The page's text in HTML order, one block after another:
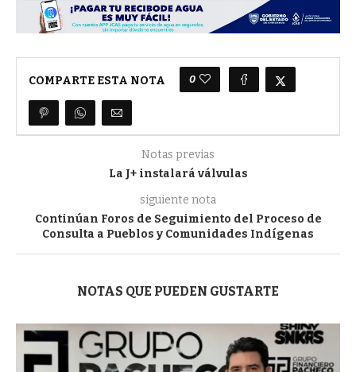
COMPARTE ESTA NOTA 0
Notas previas
La J+ instalará válvulas
siguiente nota
Continúan Foros de Seguimiento del Proceso de
Consulta a Pueblos y Comunidades Indígenas
NOTAS QUE PUEDEN GUSTARTE